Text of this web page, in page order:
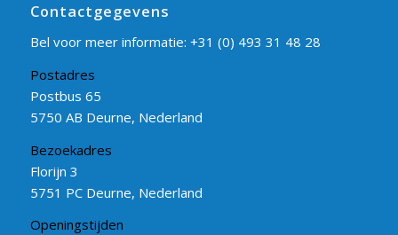
Contactgegevens
Bel voor meer informatie: +31 (0) 493 31 48 28
Postadres
Postbus 65
5750 AB Deurne, Nederland
Bezoekadres
Florijn 3
5751 PC Deurne, Nederland
Openingstijden